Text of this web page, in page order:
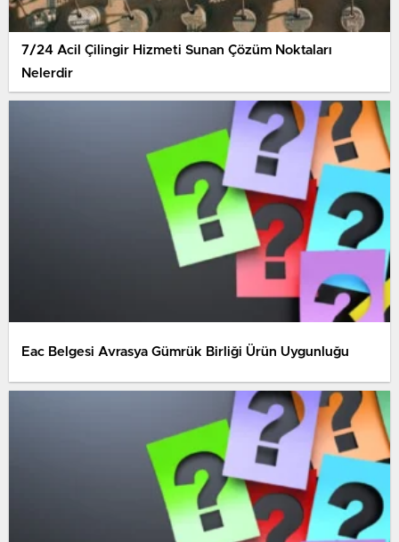
7/24 Acil Çilingir Hizmeti Sunan Çözüm Noktaları
Nelerdir
Eac Belgesi Avrasya Gümrük Birliği Ürün Uygunluğu